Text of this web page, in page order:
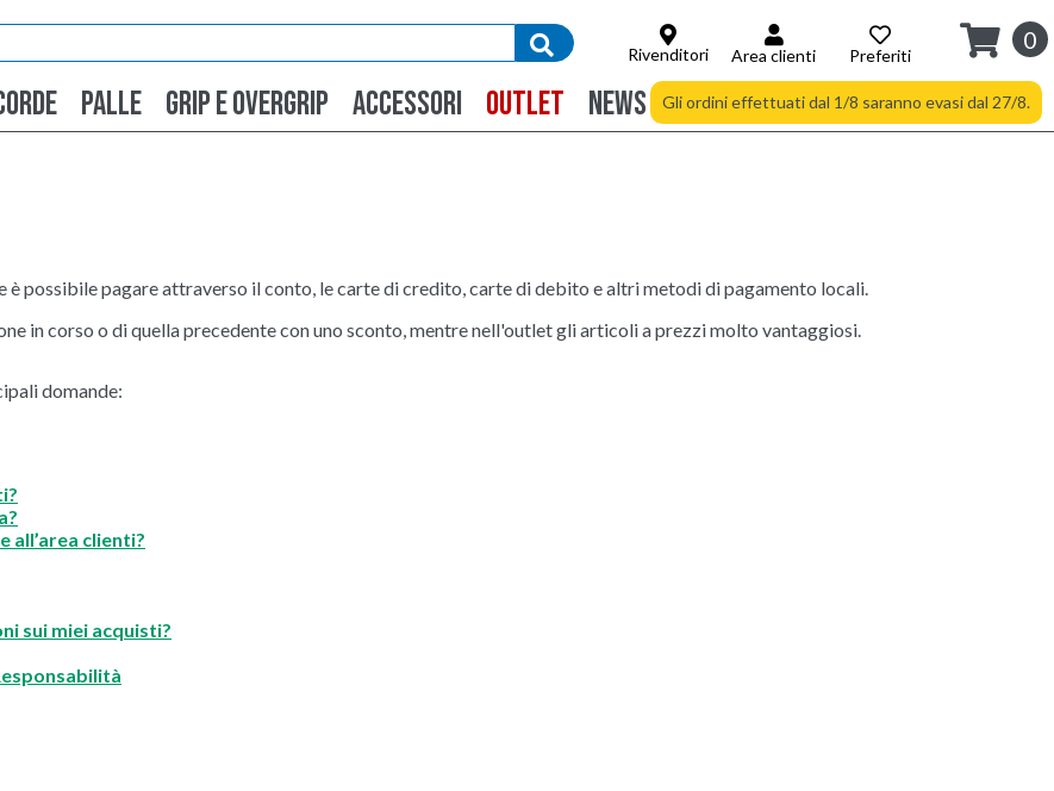
PALLE GRIP E OVERGRIP ACCESSORI OUTLET NEWS Spedizione gratuita a partire da 94 €
Gli ordini effettuati dal 1/8 saranno evasi dal 27/8.
0
Rivenditori Area clienti Preferiti
è possibile pagare attraverso il conto, le carte di credito, carte di debito e altri metodi di pagamento locali.
in corso o di quella precedente con uno sconto, mentre nell'outlet gli articoli a prezzi molto vantaggiosi.
domande:
all’area clienti?
sui miei acquisti?